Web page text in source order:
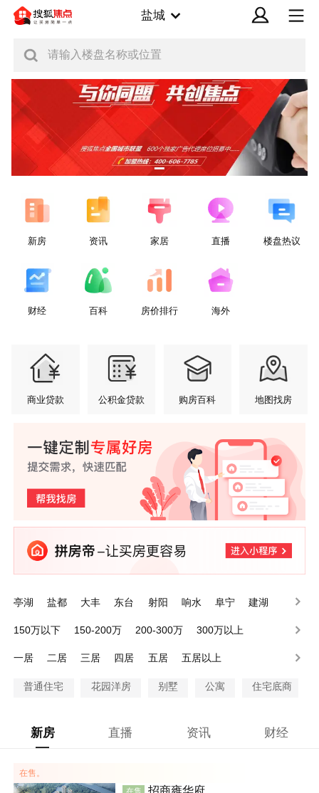
盐城
请输入楼盘名称或位置
新房 资讯 家居 直播 楼盘热议
财经 百科 房价排行 海外
商业贷款 公积金贷款 购房百科 地图找房
亭湖 盐都 大丰 东台 射阳 响水 阜宁
建湖
150万以下
150-200万 200-300万 300万以上
一居 二居 三居 四居 五居 五居以上
普通住宅 花园洋房 别墅 公寓 住宅底商
新房 直播 资讯 财经
在售。
在售 招商雍华府